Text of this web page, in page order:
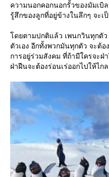
ความนอกคอกนอกรั้วของมัมเบิ
รู้สึกของลูกที่อยู่ข้างในลึกๆ จะเ
ดยตามปกติแล้ว เพนกวินทุกตัว
ตัวเอง อีกทั้งพวกมันทุกตัว จะต้อ
การอยู่ร่วมสังคม ที่ถ้ามีใครจะ
ฝ่าฝืนจะต้องร่อนเร่ออกไปให้ไก